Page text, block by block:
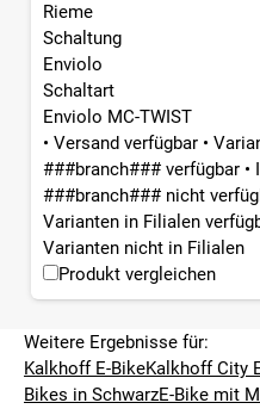
Rieme
Schaltung
Enviolo
Schaltart
Enviolo MC-TWIST
• Versand verfügbar •
###branch### verfügbar •
###branch### nicht
Varianten in Filialen
Varianten nicht in Filialen
Produkt vergleichen
Weitere Ergebnisse für:
Kalkhoff E-BikeKalkhoff City
Bikes in SchwarzE-Bike mit